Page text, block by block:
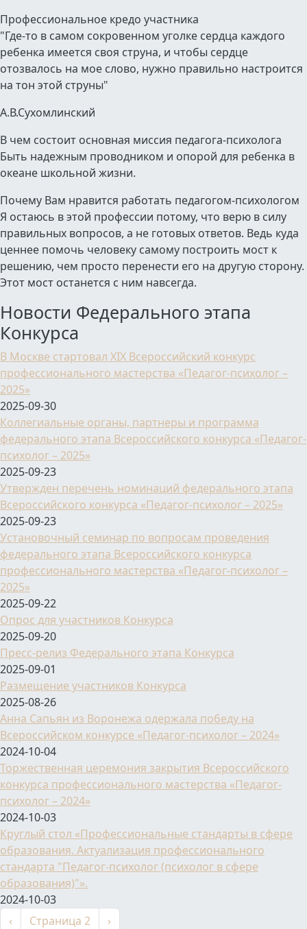
Профессиональное кредо участника
"Где-то в самом сокровенном уголке сердца каждого
ребенка имеется своя струна, и чтобы сердце
отозвалось на мое слово, нужно правильно настроится
на тон этой струны"
А.В.Сухомлинский
В чем состоит основная миссия педагога-психолога
Быть надежным проводником и опорой для ребенка в
океане школьной жизни.
Почему Вам нравится работать педагогом-психологом
Я остаюсь в этой профессии потому, что верю в силу
правильных вопросов, а не готовых ответов. Ведь куда
ценнее помочь человеку самому построить мост к
решению, чем просто перенести его на другую сторону.
Этот мост останется с ним навсегда.
Новости Федерального этапа
Конкурса
В Москве стартовал XIX Всероссийский конкурс
профессионального мастерства «Педагог-психолог –
2025»
2025-09-30
Коллегиальные органы, партнеры и программа
федерального этапа Всероссийского конкурса «Педагог-
психолог – 2025»
2025-09-23
Утвержден перечень номинаций федерального этапа
Всероссийского конкурса «Педагог-психолог – 2025»
2025-09-23
Установочный семинар по вопросам проведения
федерального этапа Всероссийского конкурса
профессионального мастерства «Педагог-психолог –
2025»
2025-09-22
Опрос для участников Конкурса
2025-09-20
Пресс-релиз Федерального этапа Конкурса
2025-09-01
Размещение участников Конкурса
2025-08-26
Анна Сапьян из Воронежа одержала победу на
Всероссийском конкурсе «Педагог-психолог – 2024»
2024-10-04
Торжественная церемония закрытия Всероссийского
конкурса профессионального мастерства «Педагог-
психолог – 2024»
2024-10-03
Круглый стол «Профессиональные стандарты в сфере
образования. Актуализация профессионального
стандарта "Педагог-психолог (психолог в сфере
образования)"».
2024-10-03
Нумерация страниц
←‹ Страница 2 Следующая страница
›